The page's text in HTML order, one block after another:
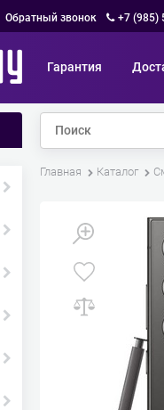
Обратный звонок +7 (985)
Гарантия
Главная Каталог